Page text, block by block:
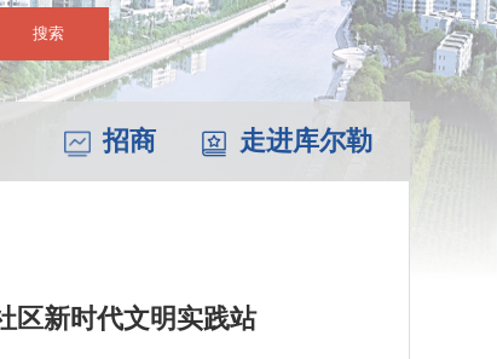
搜索
招商 走进库尔勒
区新时代文明实践站